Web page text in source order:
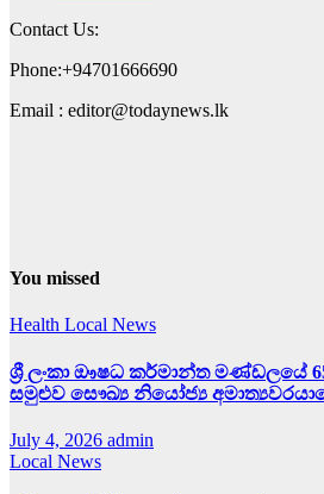
Contact Us:
Phone:+94701666690
Email : editor@todaynews.lk
You missed
Health Local News
ශ්‍රී ලංකා ඖෂධ කර්මාන්ත මණ්ඩලයේ
සමුළුව සෞඛ්‍ය නියෝජ්‍ය
July 4, 2026 admin
Local News